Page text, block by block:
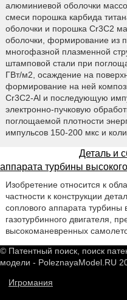
алюминиевой оболочки
смеси порошка карбида
оболочки и порошка Cr3С2
оболочки, формирование из
многофазной плазменной
штамповой стали при
ГВт/м2, осаждение на
формирование на ней
Cr3С2-Al и последующую
электронно-пучковую
поглощаемой плотности
импульсов 150-200 мкс и
Деталь и
аппарата турбины
Изобретение относится к
частности к конструкции
соплового аппарата
газотурбинного двигателя,
высокоманевренных
© Патентный поиск, поиск
модели - PoleznayaModel.RU
Игромания